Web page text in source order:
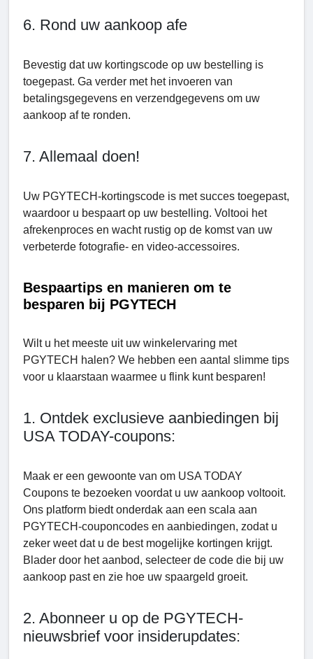
6. Rond uw aankoop afе
Bevestig dat uw kortingscode op uw bestelling is
toegepast. Ga verder met het invoeren van
betalingsgegevens en verzendgegevens om uw
aankoop af te ronden.
7. Allemaal doen!
Uw PGYTECH-kortingscode is met succes toegepast,
waardoor u bespaart op uw bestelling. Voltooi het
afrekenproces en wacht rustig op de komst van uw
verbeterde fotografie- en video-accessoires.
Bespaartips en manieren om te
besparen bij PGYTECH
Wilt u het meeste uit uw winkelervaring met
PGYTECH halen? We hebben een aantal slimme tips
voor u klaarstaan ​​waarmee u flink kunt besparen!
1. Ontdek exclusieve aanbiedingen bij
USA TODAY-coupons:
Maak er een gewoonte van om USA TODAY
Coupons te bezoeken voordat u uw aankoop voltooit.
Ons platform biedt onderdak aan een scala aan
PGYTECH-couponcodes en aanbiedingen, zodat u
zeker weet dat u de best mogelijke kortingen krijgt.
Blader door het aanbod, selecteer de code die bij uw
aankoop past en zie hoe uw spaargeld groeit.
2. Abonneer u op de PGYTECH-
nieuwsbrief voor insiderupdates: